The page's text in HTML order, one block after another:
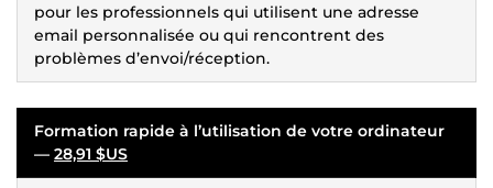
pour les professionnels qui utilisent une adresse
email personnalisée ou qui rencontrent des
problèmes d’envoi/réception.
Formation rapide à l’utilisation de votre ordinateur
— 28,91 $US